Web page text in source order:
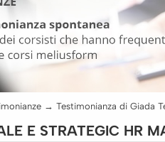
→
E STRATEGIC HR